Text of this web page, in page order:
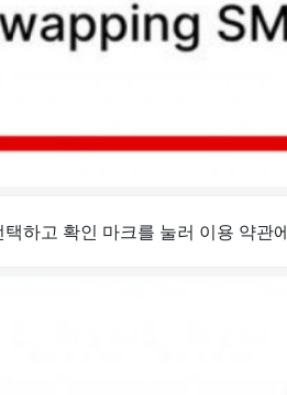
하고 확인 마크를 눌러 이용 약관